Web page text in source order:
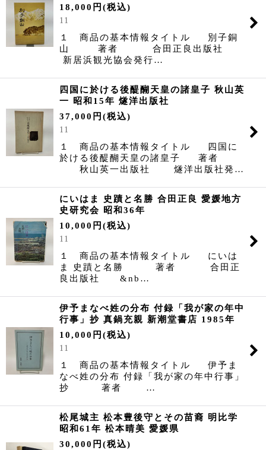
18,000 円 (税込)
11
１ 商品の基本情報タイトル 別子銅
山 著者 合田正良出版社
新居浜観光協会発行…
四国に於ける後醍醐天皇の諸皇子 秋山英
一 昭和15年 燧洋出版社
37,000 円 (税込)
11
１ 商品の基本情報タイトル 四国に
於ける後醍醐天皇の諸皇子 著者
秋山英一出版社 燧洋出版社発…
にいはま 史蹟と名勝 合田正良 愛媛地方
史研究会 昭和36年
10,000 円 (税込)
11
１ 商品の基本情報タイトル にいは
ま 史蹟と名勝 著者 合田正
良出版社 &nb…
伊予まなべ姓の分布 付録「我が家の年中
行事」抄 真鍋充親 新潮堂書店 1985年
10,000 円 (税込)
11
１ 商品の基本情報タイトル 伊予ま
なべ姓の分布 付録「我が家の年中行事」
抄 著者 …
松尾城主 松本豊後守とその苗裔 明比学
昭和61年 松本晴美 愛媛県
30,000 円 (税込)